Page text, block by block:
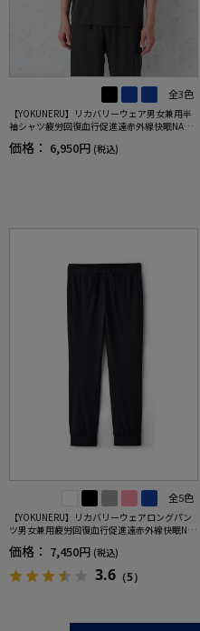
全3色
【YOKUNERU】リカバリーウェア男女兼用半
袖シャツ疲労回復血行促進遠赤外線快眠NANO
MIX(R)【一般医療機器】SS～LLサイズ
価格： 6,950円 (税込)
全5色
【YOKUNERU】リカバリーウェアロングパン
ツ男女兼用疲労回復血行促進遠赤外線快眠NA
NOMIX(R)【一般医療機器】SS～LLサイズ
価格： 7,450円 (税込)
3.6 （5）